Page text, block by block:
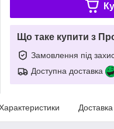
Що таке купити з
Замовлення під
Доступна доставка
Доставка